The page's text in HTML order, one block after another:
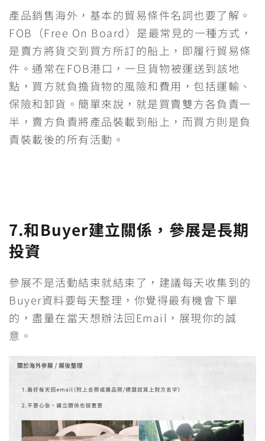
產品銷售海外，基本的貿易條件名詞也要了解。
FOB（Free On Board）是最常見的一種方式，
是賣方將貨交到買方所訂的船上，即履行貿易條
件。通常在FOB港口，一旦貨物被運送到該地
點，買方就負擔貨物的風險和費用，包括運輸、
保險和卸貨。簡單來說，就是買賣雙方各負責一
半，賣方負責將產品裝載到船上，而買方則是負
責裝載後的所有活動。
7.和Buyer建立關係，參展是長期
投資
參展不是活動結束就結束了，建議每天收集到的
Buyer資料要每天整理，你覺得最有機會下單
的，盡量在當天想辦法回Email，展現你的誠
意。